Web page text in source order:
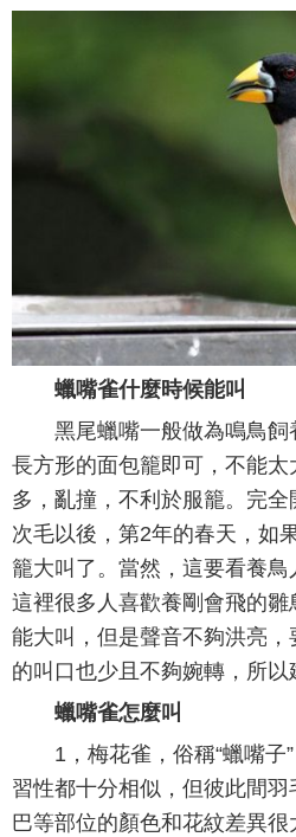
蠟嘴雀什麼時候能叫
黑尾蠟嘴一般做為鳴鳥飼
長方形的面包籠即可，不能太
多，亂撞，不利於服籠。完
次毛以後，第2年的春天，如
籠大叫了。當然，這要看養
這裡很多人喜歡養剛會飛的
能大叫，但是聲音不夠洪亮，
的叫口也少且不夠婉轉，所以
蠟嘴雀怎麼叫
1，梅花雀，俗稱“蠟嘴子
習性都十分相似，但彼此間
巴等部位的顏色和花紋差異很